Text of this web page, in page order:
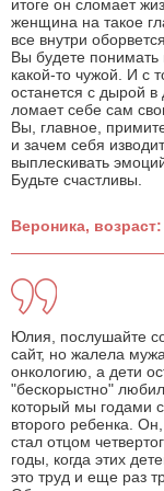
итоге он сломает
женщина на такое
все внутри
Вы будете
какой-то чужой. И с
останется с дырой
ломает себе сам
Вы, главное,
и зачем себя
выплескивать
Будьте счастливы.
Вероника,
Юлия, послушайте
сайт, но жалела
онкологию, а дети
"бескорыстно"
который мы годами
второго ребенка.
стал отцом
годы, когда этих
это труд и еще раз